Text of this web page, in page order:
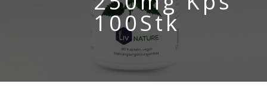
100Stk